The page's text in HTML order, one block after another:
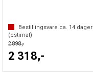
Bestillingsvare ca. 14 dager
(estimat)
2 898,-
2 318,-